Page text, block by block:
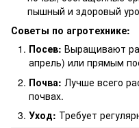
пышный и здоровый
Советы по агротехнике:
Посев: Выращивают
апрель) или прямым
Почва: Лучше всего
почвах.
Уход: Требует